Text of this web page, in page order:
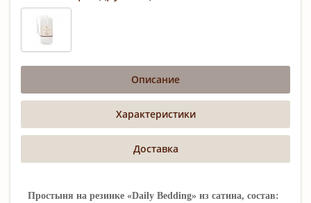
Описание
Характеристики
Доставка
Простыня на резинке «Daily Bedding» из сатина, состав: